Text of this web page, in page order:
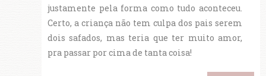
justamente pela forma como tudo aconteceu.
Certo, a criança não tem culpa dos pais serem
dois safados, mas teria que ter muito amor,
pra passar por cima de tanta coisa!